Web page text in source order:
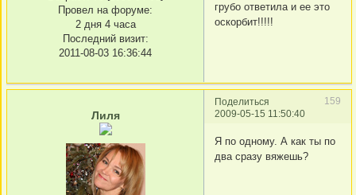
Провел на форуме:
2 дня 4 часа
Последний визит:
2011-08-03 16:36:44
грубо ответила и ее это
оскорбит!!!!!
Поделиться
159
2009-05-15 11:50:40
Лиля
Я по одному. А как ты по
два сразу вяжешь?